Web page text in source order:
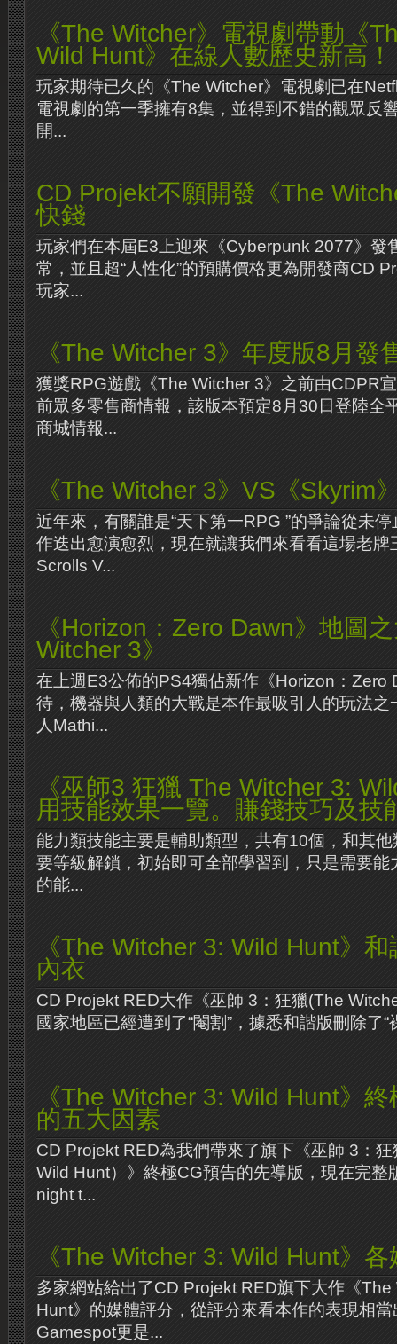
《The Witcher》電視劇帶動《
Wild Hunt》在線人數歷史新高！
玩家期待已久的《The Witcher》電視劇已在
電視劇的第一季擁有8集，並得到不錯的觀眾反
開...
CD Projekt不願開發《The
快錢
玩家們在本屆E3上迎來《Cyberpunk 2077》發
常，並且超“人性化”的預購價格更為開發商CD
玩家...
《The Witcher 3》年度版8月發
獲獎RPG遊戲《The Witcher 3》之前由CDPR
前眾多零售商情報，該版本預定8月30日登陸全
商城情報...
《The Witcher 3》VS《Skyrim
近年來，有關誰是“天下第一RPG ”的爭論從未
作迭出愈演愈烈，現在就讓我們來看看這場老牌
Scrolls V...
《Horizon：Zero Dawn》地圖
Witcher 3》
在上週E3公佈的PS4獨佔新作《Horizon：Zero
待，機器與人類的大戰是本作最吸引人的玩法之
人Mathi...
《巫師3 狂獵 The Witcher 3:
用技能效果一覽。賺錢技巧及技
能力類技能主要是輔助類型，共有10個，和其
要等級解鎖，初始即可全部學習到，只是需要能
的能...
《The Witcher 3: Wild Hunt》
內衣
CD Projekt RED大作《巫師 3：狂獵(The
國家地區已經遭到了“閹割”，據悉和諧版刪除了
《The Witcher 3: Wild Hunt》
的五大因素
CD Projekt RED為我們帶來了旗下《巫師 3：
Wild Hunt）》終極CG預告的先導版，現在完整
night t...
《The Witcher 3: Wild Hunt》
多家網站給出了CD Projekt RED旗下大作《
Hunt》的媒體評分，從評分來看本作的表現相
Gamespot更是...